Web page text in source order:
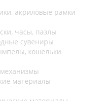
акриловые рамки
часы, пазлы
сувениры
кошельки
материалы